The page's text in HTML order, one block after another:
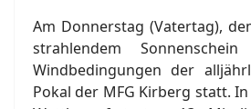
Am Donnerstag (Vatertag),
strahlendem
Windbedingungen der
Pokal der MFG Kirberg statt.